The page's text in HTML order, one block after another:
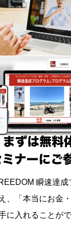
瞬速達
、「本当にお金
に入れることが